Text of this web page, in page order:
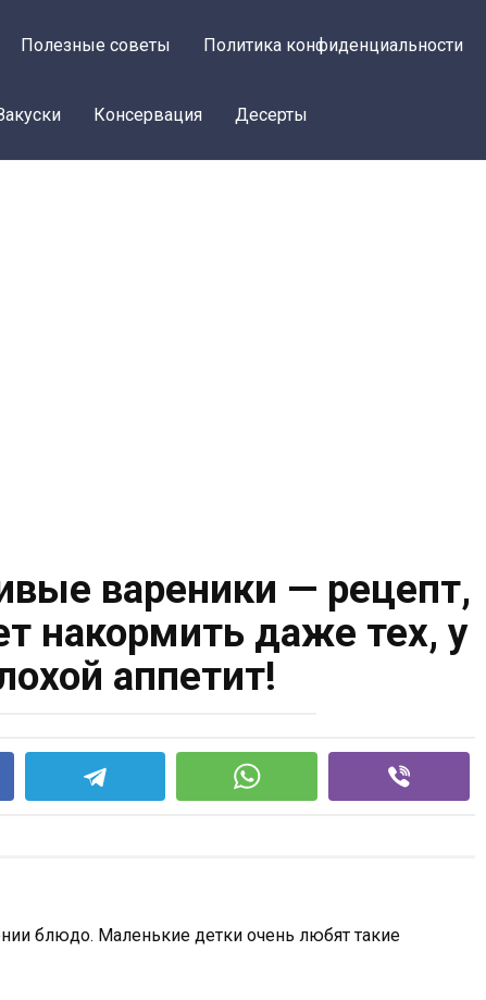
Полезные советы Политика конфиденциальности
Консервация Десерты
вареники — рецепт,
накормить даже тех, у
аппетит!
блюдо. Маленькие детки очень любят такие